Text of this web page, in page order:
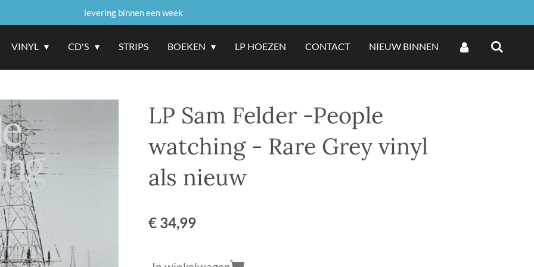
levering binnen een week
VINYL CD'S STRIPS BOEKEN LP HOEZEN CONTACT NIEUW BINNEN
LP Sam Felder -People
watching - Rare Grey vinyl
als nieuw
€ 34,99